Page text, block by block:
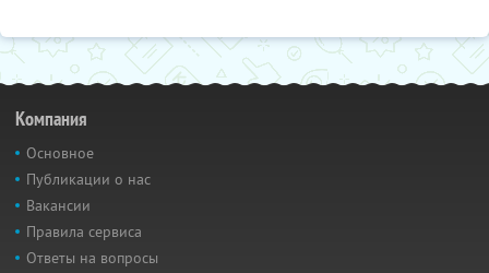
Компания
Основное
Публикации о нас
Вакансии
Правила сервиса
Ответы на вопросы